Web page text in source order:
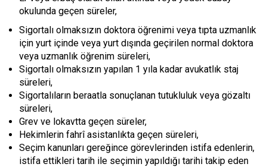
okulunda geçen süreler,
Sigortalı olmaksızın doktora öğrenimi veya tıpta uzmanlık
için yurt içinde veya yurt dışında geçirilen normal doktora
veya uzmanlık öğrenim süreleri,
Sigortalı olmaksızın yapılan 1 yıla kadar avukatlık staj
süreleri,
Sigortalıların beraatla sonuçlanan tutukluluk veya gözaltı
süreleri,
Grev ve lokavtta geçen süreler,
Hekimlerin fahrî asistanlıkta geçen süreleri,
Seçim kanunları gereğince görevlerinden istifa edenlerin,
istifa ettikleri tarih ile seçimin yapıldığı tarihi takip eden